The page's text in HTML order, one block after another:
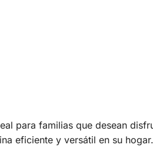
para familias que desean
eficiente y versátil en su hogar.